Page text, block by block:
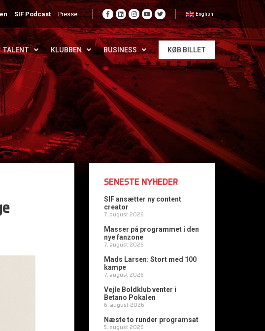
SIF Podcast Presse English
TALENT KLUBBEN BUSINESS KØB BILLET
SENESTE NYHEDER
SIF ansætter ny content
creator
7. august 2026
Masser på programmet i den
nye fanzone
7. august 2026
Mads Larsen: Stort med 100
kampe
7. august 2026
Vejle Boldklub venter i
Betano Pokalen
6. august 2026
Næste to runder programsat
5. august 2026